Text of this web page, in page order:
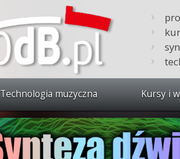
Technologia muzyczna Kursy i
Zobacz
Synteza